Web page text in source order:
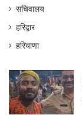
सचिवालय
हरिद्वार
हरियाणा